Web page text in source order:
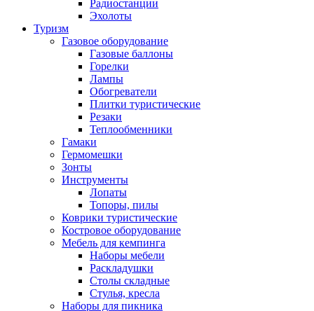
Радиостанции
Эхолоты
Туризм
Газовое оборудование
Газовые баллоны
Горелки
Лампы
Обогреватели
Плитки туристические
Резаки
Теплообменники
Гамаки
Гермомешки
Зонты
Инструменты
Лопаты
Топоры, пилы
Коврики туристические
Костровое оборудование
Мебель для кемпинга
Наборы мебели
Раскладушки
Столы складные
Стулья, кресла
Наборы для пикника